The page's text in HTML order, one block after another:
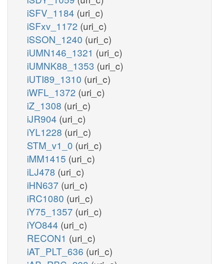
iSFV_1184 (uri_c)
iSFxv_1172 (uri_c)
iSSON_1240 (uri_c)
iUMN146_1321 (uri_c)
iUMNK88_1353 (uri_c)
iUTI89_1310 (uri_c)
iWFL_1372 (uri_c)
iZ_1308 (uri_c)
iJR904 (uri_c)
iYL1228 (uri_c)
STM_v1_0 (uri_c)
iMM1415 (uri_c)
iLJ478 (uri_c)
iHN637 (uri_c)
iRC1080 (uri_c)
iY75_1357 (uri_c)
iYO844 (uri_c)
RECON1 (uri_c)
iAT_PLT_636 (uri_c)